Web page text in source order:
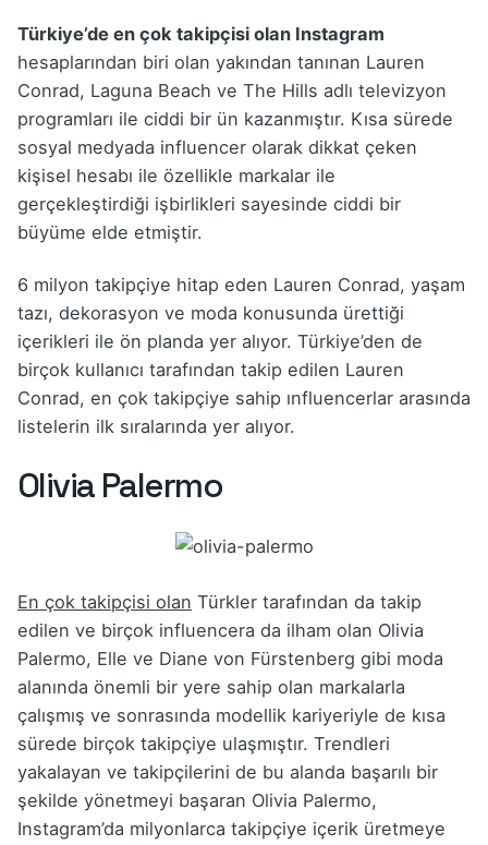
Türkiye’de en çok takipçisi olan Instagram
hesaplarından biri olan yakından tanınan Lauren
Conrad, Laguna Beach ve The Hills adlı televizyon
programları ile ciddi bir ün kazanmıştır. Kısa sürede
sosyal medyada influencer olarak dikkat çeken
kişisel hesabı ile özellikle markalar ile
gerçekleştirdiği işbirlikleri sayesinde ciddi bir
büyüme elde etmiştir.
6 milyon takipçiye hitap eden Lauren Conrad, yaşam
tazı, dekorasyon ve moda konusunda ürettiği
içerikleri ile ön planda yer alıyor. Türkiye’den de
birçok kullanıcı tarafından takip edilen Lauren
Conrad, en çok takipçiye sahip ınfluencerlar arasında
listelerin ilk sıralarında yer alıyor.
Olivia Palermo
En çok takipçisi olan Türkler tarafından da takip
edilen ve birçok influencera da ilham olan Olivia
Palermo, Elle ve Diane von Fürstenberg gibi moda
alanında önemli bir yere sahip olan markalarla
çalışmış ve sonrasında modellik kariyeriyle de kısa
sürede birçok takipçiye ulaşmıştır. Trendleri
yakalayan ve takipçilerini de bu alanda başarılı bir
şekilde yönetmeyi başaran Olivia Palermo,
Instagram’da milyonlarca takipçiye içerik üretmeye